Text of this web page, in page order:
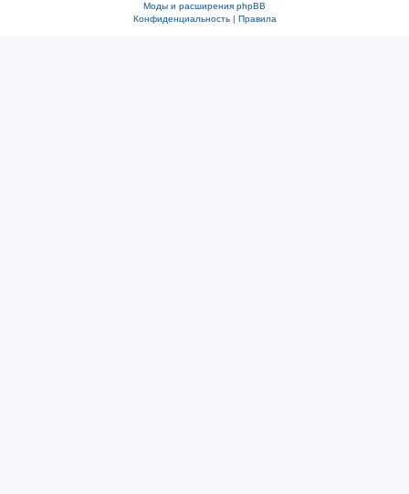
Моды и расширения phpBB
Конфиденциальность| Правила